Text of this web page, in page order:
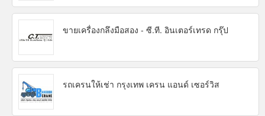
ขายเครื่องกลึงมือสอง - ซี.ที. อินเตอร์เทรด กรุ๊ป
รถเครนให้เช่า กรุงเทพ เครน แอนด์ เซอร์วิส